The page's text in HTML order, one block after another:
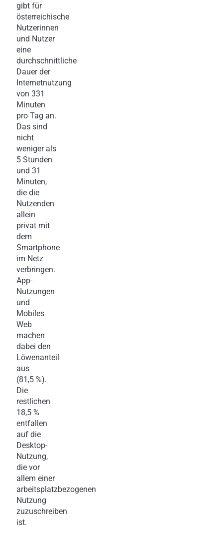
gibt für
österreichische
Nutzerinnen
und Nutzer
eine
durchschnittliche
Dauer der
Internetnutzung
von 331
Minuten
pro Tag an.
Das sind
nicht
weniger als
5 Stunden
und 31
Minuten,
die die
Nutzenden
allein
privat mit
dem
Smartphone
im Netz
verbringen.
App-
Nutzungen
und
Mobiles
Web
machen
dabei den
Löwenanteil
aus
(81,5 %).
Die
restlichen
18,5 %
entfallen
auf die
Desktop-
Nutzung,
die vor
allem einer
arbeitsplatzbezogenen
Nutzung
zuzuschreiben
ist.